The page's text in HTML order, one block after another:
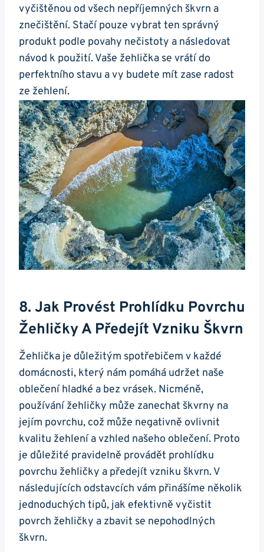
vyčištěnou⁢ od ‌všech nepříjemných škvrn a ​
znečištění. ‍Stačí pouze vybrat ten správný
produkt podle povahy nečistoty a následovat
návod k použití. Vaše⁢ žehlička se vrátí ​do
perfektního stavu⁢ a vy budete ​mít zase radost
ze žehlení.
8. Jak Provést Prohlídku Povrchu
Žehličky A Předejít‌ Vzniku Škvrn
Žehlička je důležitým spotřebičem ⁢v každé
domácnosti, který ​nám pomáhá udržet naše
oblečení⁣ hladké a bez vrásek. Nicméně,
používání ​žehličky může⁢ zanechat škvrny na
jejím povrchu, což může ‌negativně ovlivnit
kvalitu ⁣žehlení a vzhled ⁣našeho oblečení. Proto
je důležité pravidelně provádět prohlídku‍
povrchu žehličky a předejít vzniku škvrn. V⁢
následujících odstavcích vám přinášíme ‍několik
jednoduchých ⁢tipů, jak efektivně vyčistit
povrch žehličky⁤ a zbavit​ se nepohodlných
škvrn.